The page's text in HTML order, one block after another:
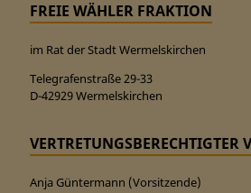
FREIE WÄHLER FRAKTION
im Rat der Stadt Wermelskirchen
Telegrafenstraße 29-33
D-42929 Wermelskirchen
VERTRETUNGSBERECHTIGTER
Anja Güntermann (Vorsitzende)